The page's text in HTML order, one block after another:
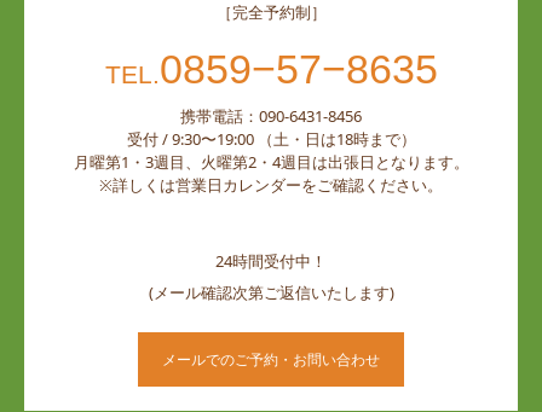
［完全予約制］
TEL.0859−57−8635
携帯電話：090-6431-8456
受付 / 9:30〜19:00 （土・日は18時まで）
月曜第1・3週目、火曜第2・4週目は出張日となります。
※詳しくは営業日カレンダーをご確認ください。
24時間受付中！
(メール確認次第ご返信いたします)
メールでのご予約・お問い合わせ